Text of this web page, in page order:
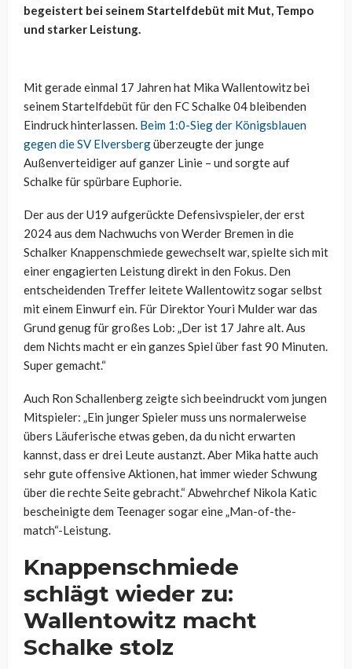
begeistert bei seinem Startelfdebüt mit Mut, Tempo
und starker Leistung.
Mit gerade einmal 17 Jahren hat Mika Wallentowitz bei
seinem Startelfdebüt für den FC Schalke 04 bleibenden
Eindruck hinterlassen. Beim 1:0-Sieg der Königsblauen
gegen die SV Elversbergüberzeugte der junge
Außenverteidiger auf ganzer Linie – und sorgte auf
Schalke für spürbare Euphorie.
Der aus der U19 aufgerückte Defensivspieler, der erst
2024 aus dem Nachwuchs von Werder Bremen in die
Schalker Knappenschmiede gewechselt war, spielte sich mit
einer engagierten Leistung direkt in den Fokus. Den
entscheidenden Treffer leitete Wallentowitz sogar selbst
mit einem Einwurf ein. Für Direktor Youri Mulder war das
Grund genug für großes Lob: „Der ist 17 Jahre alt. Aus
dem Nichts macht er ein ganzes Spiel über fast 90 Minuten.
Super gemacht.“
Auch Ron Schallenberg zeigte sich beeindruckt vom jungen
Mitspieler: „Ein junger Spieler muss uns normalerweise
übers Läuferische etwas geben, da du nicht erwarten
kannst, dass er drei Leute austanzt. Aber Mika hatte auch
sehr gute offensive Aktionen, hat immer wieder Schwung
über die rechte Seite gebracht.“ Abwehrchef Nikola Katic
bescheinigte dem Teenager sogar eine „Man-of-the-
match“-Leistung.
Knappenschmiede
schlägt wieder zu:
Wallentowitz macht
Schalke stolz